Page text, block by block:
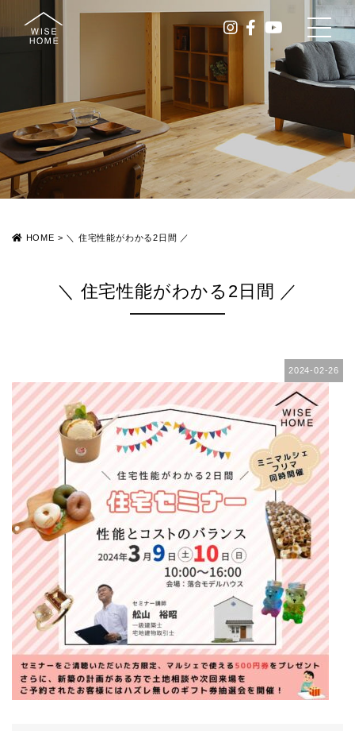
HOME > ＼ 住宅性能がわかる2日間 ／
＼ 住宅性能がわかる2日間 ／
2024-02-26